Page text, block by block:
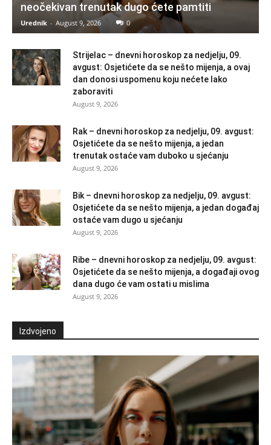
neočekivan trenutak dugo ćete pamtiti
Urednik - August 9, 2026 0
Strijelac – dnevni horoskop za nedjelju, 09.
avgust: Osjetićete da se nešto mijenja, a ovaj
dan donosi uspomenu koju nećete lako
zaboraviti
August 9, 2026
Rak – dnevni horoskop za nedjelju, 09. avgust:
Osjetićete da se nešto mijenja, a jedan
trenutak ostaće vam duboko u sjećanju
August 9, 2026
Bik – dnevni horoskop za nedjelju, 09. avgust:
Osjetićete da se nešto mijenja, a jedan događaj
ostaće vam dugo u sjećanju
August 9, 2026
Ribe – dnevni horoskop za nedjelju, 09. avgust:
Osjetićete da se nešto mijenja, a događaji ovog
dana dugo će vam ostati u mislima
August 9, 2026
Izdvojeno